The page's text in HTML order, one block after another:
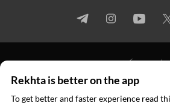
© 2026 Rekhta™ Foundation. All
Rekhta is better on the app
To get better and faster experience read